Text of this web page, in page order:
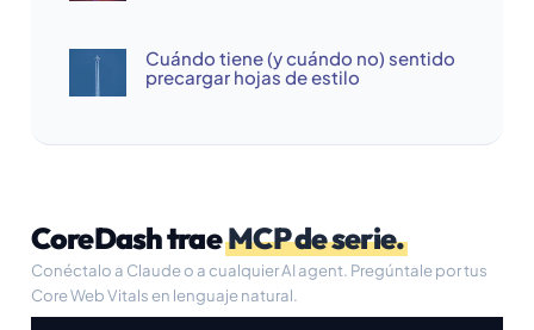
Cuándo tiene (y cuándo no) sentido
precargar hojas de estilo
CoreDash traeMCP de serie.
Conéctalo a Claude o a cualquier AI agent. Pregúntale por tus
Core Web Vitals en lenguaje natural.